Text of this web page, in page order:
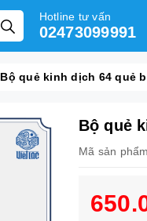
Hotline tư vấn
02473099991
Bộ quẻ kinh dịch 64 quẻ
Bộ quẻ
Mã sản